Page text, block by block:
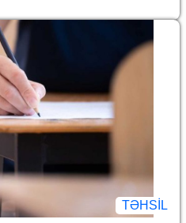
TƏHSIL